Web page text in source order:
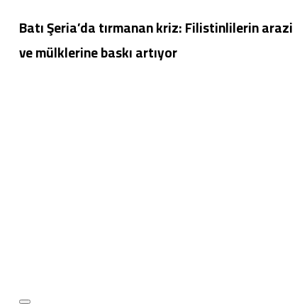
Batı Şeria’da tırmanan kriz: Filistinlilerin arazi
ve mülklerine baskı artıyor